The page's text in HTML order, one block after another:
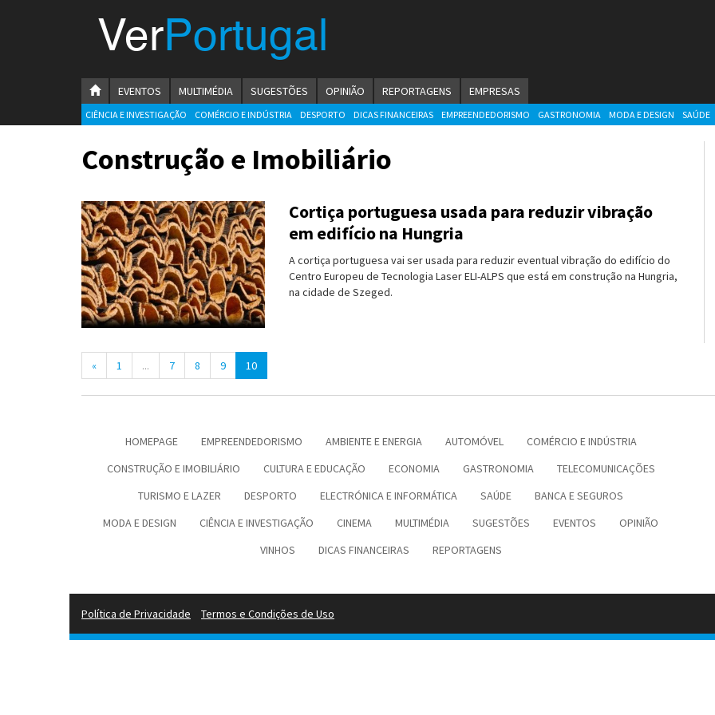
Empreendedorismo
Ambiente e Energia
Construção e Imobiliário
Cultura e Educação
Gastronomia
Telecomunicações
Ciência e Investigação
VerPortugal
HOMEPAGE
EVENTOS MULTIMÉDIA SUGESTÕES OPINIÃO REPORTAGENS EMPRESAS
CIÊNCIA E INVESTIGAÇÃO COMÉRCIO E INDÚSTRIA DESPORTO DICAS FINANCEIRAS EMPREENDEDORISMO GASTRONOMIA MODA E DESIGN SAÚDE
Construção e Imobiliário
Cortiça portuguesa usada para reduzir vibração
em edifício na Hungria
A cortiça portuguesa vai ser usada para reduzir eventual vibração do edifício do
Centro Europeu de Tecnologia Laser ELI-ALPS que está em construção na Hungria,
na cidade de Szeged.
« 1 ... 7 8 9 10
HOMEPAGE EMPREENDEDORISMO AMBIENTE E ENERGIA AUTOMÓVEL
COMÉRCIO E INDÚSTRIA
CONSTRUÇÃO E IMOBILIÁRIO
CULTURA E EDUCAÇÃO ECONOMIA GASTRONOMIA
TELECOMUNICAÇÕES
TURISMO E LAZER
DESPORTO ELECTRÓNICA E INFORMÁTICA SAÚDE
BANCA E SEGUROS
MODA E DESIGN
CIÊNCIA E INVESTIGAÇÃO CINEMA MULTIMÉDIA SUGESTÕES EVENTOS
OPINIÃO
VINHOS
DICAS FINANCEIRAS REPORTAGENS
Política de Privacidade Termos e Condições de Uso